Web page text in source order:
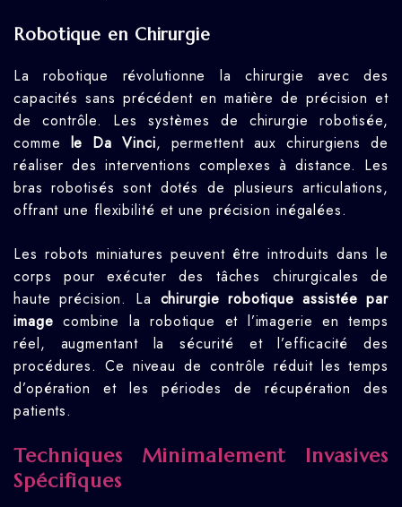
Robotique en Chirurgie
La robotique révolutionne la chirurgie avec des
capacités sans précédent en matière de précision et
de contrôle. Les systèmes de chirurgie robotisée,
comme le Da Vinci, permettent aux chirurgiens de
réaliser des interventions complexes à distance. Les
bras robotisés sont dotés de plusieurs articulations,
offrant une flexibilité et une précision inégalées.
Les robots miniatures peuvent être introduits dans le
corps pour exécuter des tâches chirurgicales de
haute précision. La chirurgie robotique assistée par
image combine la robotique et l’imagerie en temps
réel, augmentant la sécurité et l’efficacité des
procédures. Ce niveau de contrôle réduit les temps
d’opération et les périodes de récupération des
patients.
Techniques Minimalement Invasives
Spécifiques